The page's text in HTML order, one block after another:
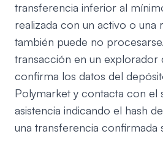
transferencia inferior al
realizada con un activo o una
también puede no
transacción en un explorador
confirma los datos del
Polymarket y contacta con el
asistencia indicando el hash
una transferencia confirmada